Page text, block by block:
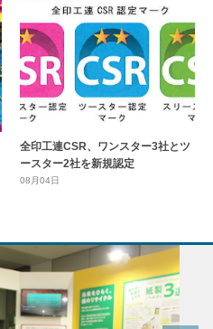
全印工連CSR、ワンスター3社とツ
ースター2社を新規認定
08月04日